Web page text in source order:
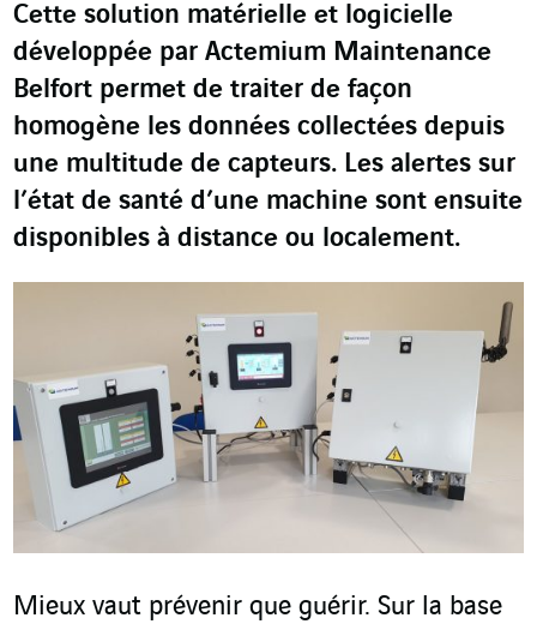
Cette solution matérielle et logicielle
développée par Actemium Maintenance
Belfort permet de traiter de façon
homogène les données collectées depuis
une multitude de capteurs. Les alertes sur
l’état de santé d’une machine sont ensuite
disponibles à distance ou localement.
Mieux vaut prévenir que guérir. Sur la base